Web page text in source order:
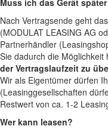
Muss ich das Gerät
Nach Vertragsende geht
(MODULAT LEASING AG
Partnerhändler
Sie dadurch die Möglichkeit
der Vertragslaufzeit zu
Wir als Eigentümer dürfen
(Leasinggesellschaften
Restwert von ca. 1-2
Wer kann leasen?